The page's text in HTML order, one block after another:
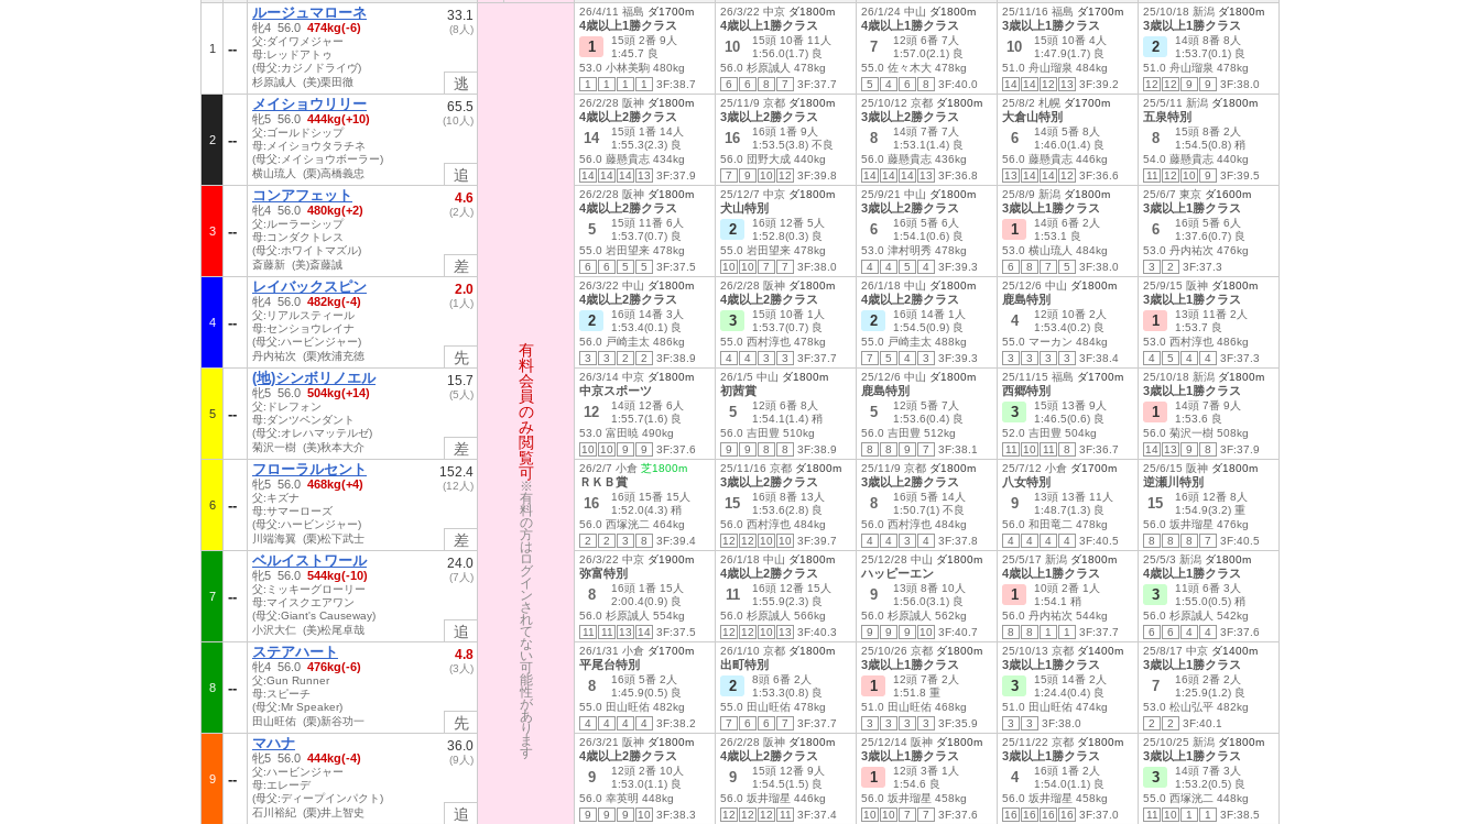
1
ルージュマローネ
牝4 56.0 474kg(-6)
父:ダイワメジャー
母:レッドアトゥ
(母父:カジノドライヴ)
杉原誠人 (美)栗田徹
33.1
(8人)
逃
有
料
会
員
の
み
閲
覧
可
※
有
料
の
方
は
ロ
グ
イ
ン
さ
れ
て
な
い
可
能
性
が
あ
り
ま
す
26/4/11 福島 ダ1700m
4歳以上1勝クラス
1
15頭 2番 9人
1:45.7 良
53.0 小林美駒 480kg
1
1 1 1 3F:38.7
26/3/22 中京 ダ1800m
4歳以上1勝クラス
10
15頭 10番 11人
1:56.0(1.7) 良
56.0 杉原誠人 478kg
6
6 8 7 3F:37.7
26/1/24 中山 ダ1800m
4歳以上1勝クラス
7
12頭 6番 7人
1:57.0(2.1) 良
55.0 佐々木大 478kg
5
4 6 8 3F:40.0
25/11/16 福島 ダ1700m
3歳以上1勝クラス
10
15頭 10番 4人
1:47.9(1.7) 良
51.0 舟山瑠泉 484kg
14 14 12 13 3F:39.2
25/10/18 新潟 ダ1800m
3歳以上1勝クラス
2
14頭 8番 8人
1:53.7(0.1) 良
51.0 舟山瑠泉 478kg
12
12 9 9 3F:38.0
2
メイショウリリー
牝5 56.0 444kg(+10)
父:ゴールドシップ
母:メイショウタラチネ
(母父:メイショウボーラー)
横山琉人 (栗)高橋義忠
65.5
(10人)
追
26/2/28 阪神 ダ1800m
4歳以上2勝クラス
14
15頭 1番 14人
1:55.3(2.3) 良
56.0 藤懸貴志 434kg
14 14 14 13 3F:37.9
25/11/9 京都 ダ1800m
3歳以上2勝クラス
16
16頭 1番 9人
1:53.5(3.8) 不良
56.0 団野大成 440kg
7
9 10 12 3F:39.8
25/10/12 京都 ダ1800m
3歳以上2勝クラス
8
14頭 7番 7人
1:53.1(1.4) 良
56.0 藤懸貴志 436kg
14 14 14 13 3F:36.8
25/8/2 札幌 ダ1700m
大倉山特別
6
14頭 5番 8人
1:46.0(1.4) 良
56.0 藤懸貴志 446kg
13
14 14 12 3F:36.6
25/5/11 新潟 ダ1800m
五泉特別
8
15頭 8番 2人
1:54.5(0.8) 稍
54.0 藤懸貴志 440kg
11
12 10 9 3F:39.5
3
コンアフェット
牝4 56.0 480kg(+2)
父:ルーラーシップ
母:コンダクトレス
(母父:ホワイトマズル)
斎藤新 (美)斎藤誠
4.6
(2人)
差
26/2/28 阪神 ダ1800m
4歳以上2勝クラス
5
15頭 11番 6人
1:53.7(0.7) 良
55.0 岩田望来 478kg
6
6 5 5 3F:37.5
25/12/7 中京 ダ1800m
犬山特別
2
16頭 12番 5人
1:52.8(0.3) 良
55.0 岩田望来 478kg
10
10 7 7 3F:38.0
25/9/21 中山 ダ1800m
3歳以上2勝クラス
6
16頭 5番 6人
1:54.1(0.6) 良
53.0 津村明秀 478kg
4
4 5 4 3F:39.3
25/8/9 新潟 ダ1800m
3歳以上1勝クラス
1
14頭 6番 2人
1:53.1 良
53.0 横山琉人 484kg
6
8 7 5 3F:38.0
25/6/7 東京 ダ1600m
3歳以上1勝クラス
6
16頭 5番 6人
1:37.6(0.7) 良
53.0 丹内祐次 476kg
3
2 3F:37.3
4
レイバックスピン
牝4 56.0 482kg(-4)
父:リアルスティール
母:センショウレイナ
(母父:ハービンジャー)
丹内祐次 (栗)牧浦充徳
2.0
(1人)
先
26/3/22 中山 ダ1800m
4歳以上2勝クラス
2
16頭 14番 3人
1:53.4(0.1) 良
56.0 戸崎圭太 486kg
3
3 2 2 3F:38.9
26/2/28 阪神 ダ1800m
4歳以上2勝クラス
3
15頭 10番 1人
1:53.7(0.7) 良
55.0 西村淳也 478kg
4
4 3 3 3F:37.7
26/1/18 中山 ダ1800m
4歳以上2勝クラス
2
16頭 14番 1人
1:54.5(0.9) 良
55.0 戸崎圭太 488kg
7
5 4 3 3F:39.3
25/12/6 中山 ダ1800m
鹿島特別
4
12頭 10番 2人
1:53.4(0.2) 良
55.0 マーカン 484kg
3
3 3 3 3F:38.4
25/9/15 阪神 ダ1800m
3歳以上1勝クラス
1
13頭 11番 2人
1:53.7 良
53.0 西村淳也 486kg
4
5 4 4 3F:37.3
5
(地)シンボリノエル
牝5 56.0 504kg(+14)
父:ドレフォン
母:ダンツペンダント
(母父:オレハマッテルゼ)
菊沢一樹 (美)秋本大介
15.7
(5人)
差
26/3/14 中京 ダ1800m
中京スポーツ
12
14頭 12番 6人
1:55.7(1.6) 良
53.0 富田暁 490kg
10
10 9 9 3F:37.6
26/1/5 中山 ダ1800m
初茜賞
5
12頭 6番 8人
1:54.1(1.4) 稍
56.0 吉田豊 510kg
9
9 8 8 3F:38.9
25/12/6 中山 ダ1800m
鹿島特別
5
12頭 5番 7人
1:53.6(0.4) 良
56.0 吉田豊 512kg
8
8 9 7 3F:38.1
25/11/15 福島 ダ1700m
西郷特別
3
15頭 13番 9人
1:46.5(0.6) 良
52.0 吉田豊 504kg
11
10 11 8 3F:36.7
25/10/18 新潟 ダ1800m
3歳以上1勝クラス
1
14頭 7番 9人
1:53.6 良
56.0 菊沢一樹 508kg
14 13 9 8 3F:37.9
6
フローラルセント
牝5 56.0 468kg(+4)
父:キズナ
母:サマーローズ
(母父:ハービンジャー)
川端海翼 (栗)松下武士
152.4
(12人)
差
26/2/7 小倉 芝1800m
ＲＫＢ賞
16
16頭 15番 15人
1:52.0(4.3) 稍
56.0 西塚洸二 464kg
2
2 3 8 3F:39.4
25/11/16 京都 ダ1800m
3歳以上2勝クラス
15
16頭 8番 13人
1:53.6(2.8) 良
56.0 西村淳也 484kg
12
12 10 10 3F:39.7
25/11/9 京都 ダ1800m
3歳以上2勝クラス
8
16頭 5番 14人
1:50.7(1) 不良
56.0 西村淳也 484kg
4
4 3 4 3F:37.8
25/7/12 小倉 ダ1700m
八女特別
9
13頭 13番 11人
1:48.7(1.3) 良
56.0 和田竜二 478kg
4
4 4 4 3F:40.5
25/6/15 阪神 ダ1800m
逆瀬川特別
15
16頭 12番 8人
1:54.9(3.2) 重
56.0 坂井瑠星 476kg
8
8 8 7 3F:40.5
7
ベルイストワール
牝5 56.0 544kg(-10)
父:ミッキーグローリー
母:マイスクエアワン
(母父:Giant's Causeway)
小沢大仁 (美)松尾卓哉
24.0
(7人)
追
26/3/22 中京 ダ1900m
弥富特別
8
16頭 1番 15人
2:00.4(0.9) 良
56.0 杉原誠人 554kg
11
11 13 14 3F:37.5
26/1/18 中山 ダ1800m
4歳以上2勝クラス
11
16頭 12番 15人
1:55.9(2.3) 良
56.0 杉原誠人 566kg
12
12 10 13 3F:40.3
25/12/28 中山 ダ1800m
ハッピーエン
9
13頭 8番 10人
1:56.0(3.1) 良
56.0 杉原誠人 562kg
9
9 9 10 3F:40.7
25/5/17 新潟 ダ1800m
4歳以上1勝クラス
1
10頭 2番 1人
1:54.1 稍
56.0 丹内祐次 544kg
8
8 1 1 3F:37.7
25/5/3 新潟 ダ1800m
4歳以上1勝クラス
3
11頭 6番 3人
1:55.0(0.5) 稍
56.0 杉原誠人 542kg
6
6 4 4 3F:37.6
8
ステアハート
牝4 56.0 476kg(-6)
父:Gun Runner
母:スピーチ
(母父:Mr Speaker)
田山旺佑 (栗)新谷功一
4.8
(3人)
先
26/1/31 小倉 ダ1700m
平尾台特別
8
16頭 5番 2人
1:45.9(0.5) 良
55.0 田山旺佑 482kg
4
4 4 4 3F:38.2
26/1/10 京都 ダ1800m
出町特別
2
8頭 6番 2人
1:53.3(0.8) 良
55.0 田山旺佑 478kg
7
6 6 7 3F:37.7
25/10/26 京都 ダ1800m
3歳以上1勝クラス
1
12頭 7番 2人
1:51.8 重
51.0 田山旺佑 468kg
3
3 3 3 3F:35.9
25/10/13 京都 ダ1400m
3歳以上1勝クラス
3
15頭 14番 2人
1:24.4(0.4) 良
51.0 田山旺佑 474kg
3
3 3F:38.0
25/8/17 中京 ダ1400m
3歳以上1勝クラス
7
16頭 2番 2人
1:25.9(1.2) 良
53.0 松山弘平 482kg
2
2 3F:40.1
9
マハナ
牝5 56.0 444kg(-4)
父:ハービンジャー
母:エレーデ
(母父:ディープインパクト)
石川裕紀 (栗)井上智史
36.0
(9人)
追
26/3/21 阪神 ダ1800m
4歳以上2勝クラス
9
12頭 2番 10人
1:53.0(1.1) 良
56.0 幸英明 448kg
9
9 9 10 3F:38.3
26/2/28 阪神 ダ1800m
4歳以上2勝クラス
9
15頭 12番 9人
1:54.5(1.5) 良
56.0 坂井瑠星 446kg
12
12 12 11 3F:37.4
25/12/14 阪神 ダ1800m
3歳以上1勝クラス
1
12頭 3番 1人
1:54.6 良
56.0 坂井瑠星 458kg
10
10 7 7 3F:37.6
25/11/22 京都 ダ1800m
3歳以上1勝クラス
4
16頭 1番 2人
1:54.0(1.1) 良
56.0 坂井瑠星 458kg
16
16 16 16 3F:37.0
25/10/25 新潟 ダ1800m
3歳以上1勝クラス
3
14頭 7番 3人
1:53.2(0.5) 良
55.0 西塚洸二 448kg
11
10 1 1 3F:38.5